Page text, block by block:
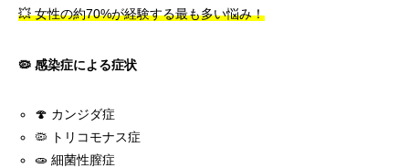
💥 女性の約70%が経験する最も多い悩み！
🦠 感染症による症状
🍄 カンジダ症
🦠 トリコモナス症
🧫 細菌性膣症